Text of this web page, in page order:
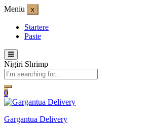
Meniu x
Startere
Paste
Nigiri Shrimp
0
Gargantua Delivery